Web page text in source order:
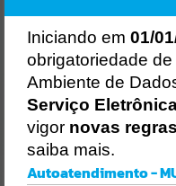
LICITAÇÕES
Iniciando em 01/
obrigatoriedade
Ambiente de
Serviço
vigor novas
saiba mais.
Autoatendimento -
Erro
Gerenciamento do
Ocorreu um erro de script: